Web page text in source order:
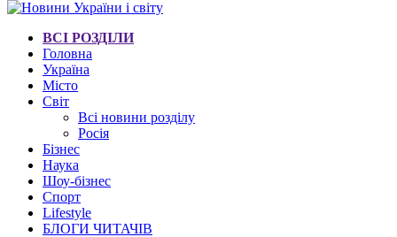
ВСІ РОЗДІЛИ
Головна
Україна
Місто
Світ
Всі новини розділу
Росія
Бізнес
Наука
Шоу-бізнес
Спорт
Lifestyle
БЛОГИ ЧИТАЧІВ